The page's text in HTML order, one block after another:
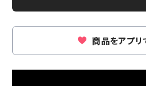
商品をアプリ